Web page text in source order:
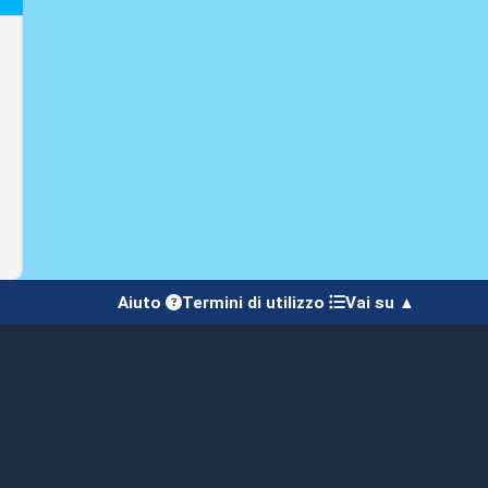
Aiuto Termini di utilizzo Vai su ▲